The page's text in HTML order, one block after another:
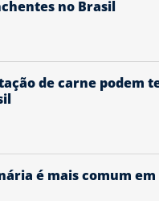
no Brasil
de carne podem
é mais comum em